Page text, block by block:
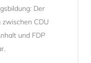
Der
CDU
und FDP